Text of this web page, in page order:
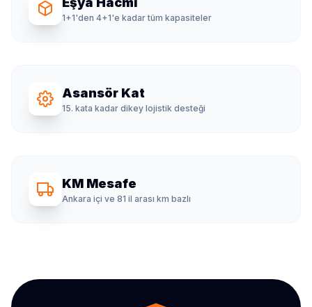
1+1'den 4+1'e kadar tüm kapasiteler
Asansör Kat
15. kata kadar dikey lojistik desteği
KM Mesafe
Ankara içi ve 81 il arası km bazlı